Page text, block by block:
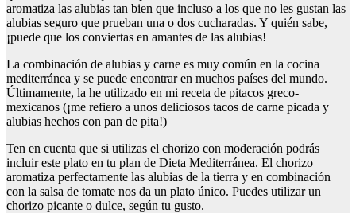
aromatiza las alubias tan bien que incluso a los que no les gustan las
alubias seguro que prueban una o dos cucharadas. Y quién sabe,
¡puede que los conviertas en amantes de las alubias!
La combinación de alubias y carne es muy común en la cocina
mediterránea y se puede encontrar en muchos países del mundo.
Últimamente, la he utilizado en mi receta de pitacos greco-
mexicanos (¡me refiero a unos deliciosos tacos de carne picada y
alubias hechos con pan de pita!)
Ten en cuenta que si utilizas el chorizo con moderación podrás
incluir este plato en tu plan de Dieta Mediterránea. El chorizo
aromatiza perfectamente las alubias de la tierra y en combinación
con la salsa de tomate nos da un plato único. Puedes utilizar un
chorizo picante o dulce, según tu gusto.